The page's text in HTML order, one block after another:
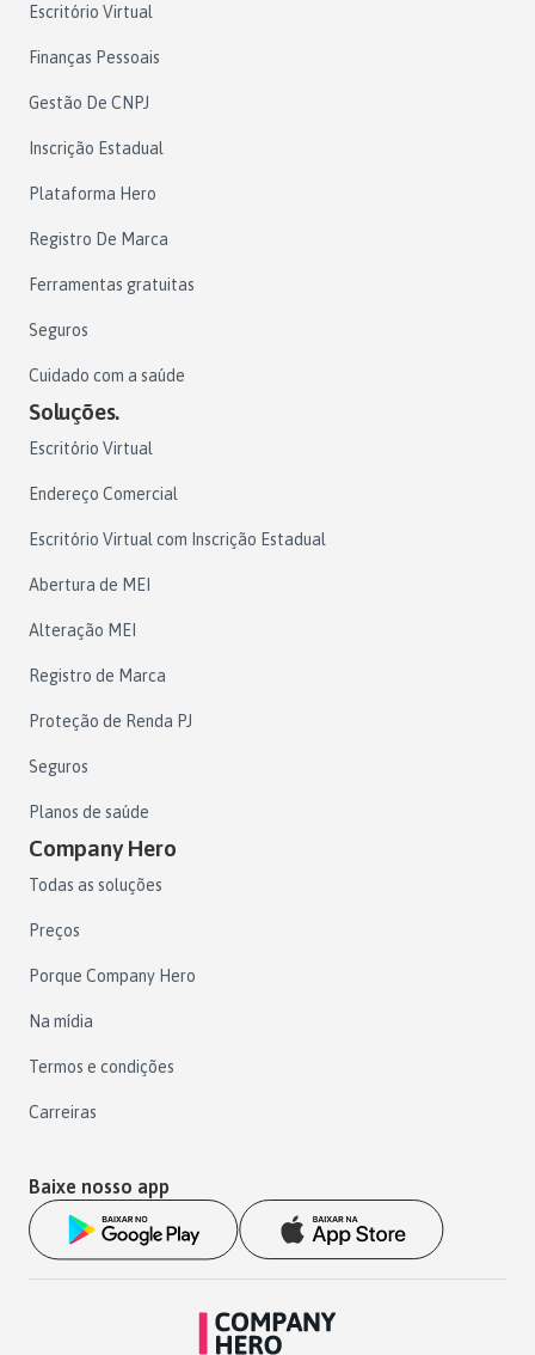
Escritório Virtual
Finanças Pessoais
Gestão De CNPJ
Inscrição Estadual
Plataforma Hero
Registro De Marca
Ferramentas gratuitas
Seguros
Cuidado com a saúde
Soluções.
Escritório Virtual
Endereço Comercial
Escritório Virtual com Inscrição Estadual
Abertura de MEI
Alteração MEI
Registro de Marca
Proteção de Renda PJ
Seguros
Planos de saúde
Company Hero
Todas as soluções
Preços
Porque Company Hero
Na mídia
Termos e condições
Carreiras
Baixe nosso app